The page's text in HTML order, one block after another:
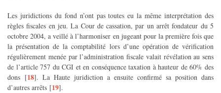
Les juridictions du fond n’ont pas toutes eu la même interprétation des
règles fiscales en jeu. La Cour de cassation, par un arrêt fondateur du 5
octobre 2004, a veillé à l’harmoniser en jugeant pour la première fois que
la présentation de la comptabilité lors d’une opération de vérification
régulièrement menée par l’administration fiscale valait révélation au sens
de l’article 757 du CGI et en conséquence taxation à hauteur de 60% des
dons [18]. La Haute juridiction a ensuite confirmé sa position dans
d’autres arrêts [19].